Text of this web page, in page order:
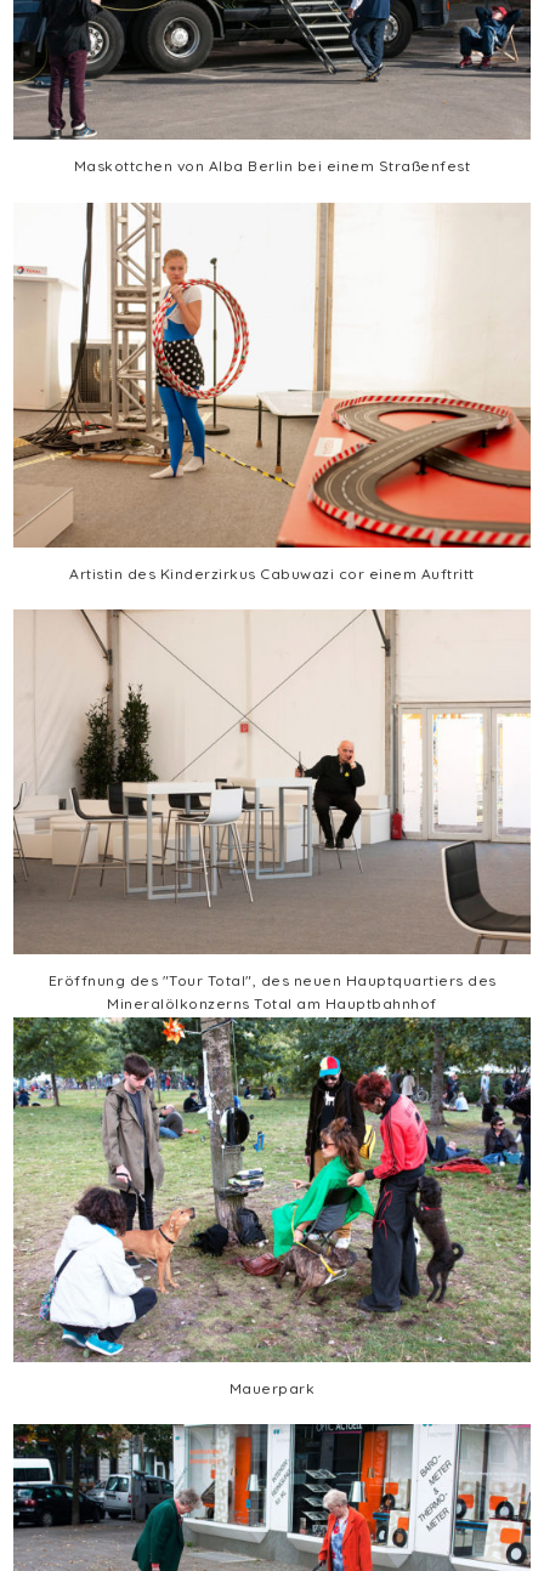
Maskottchen von Alba Berlin bei einem Straßenfest
Artistin des Kinderzirkus Cabuwazi cor einem Auftritt
Eröffnung des "Tour Total", des neuen Hauptquartiers des
Mineralölkonzerns Total am Hauptbahnhof
Mauerpark